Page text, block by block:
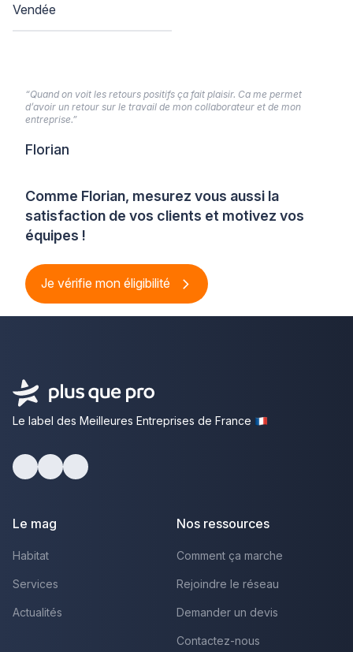
Vendée
Comme Florian, mesurez vous aussi la
satisfaction de vos clients et motivez vos
équipes !
Je vérifie mon éligibilité
“Quand on voit les retours positifs ça fait plaisir. Ca me permet
d’avoir un retour sur le travail de mon collaborateur et de mon
entreprise.”
Florian
Le label des Meilleures Entreprises de France
Le mag
Habitat
Services
Actualités
Nos ressources
Comment ça marche
Rejoindre le réseau
Demander un devis
Contactez-nous